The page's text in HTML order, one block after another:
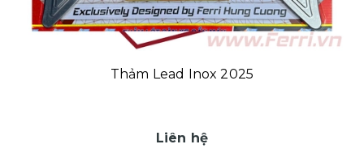
Thảm Lead Inox 2025
Liên hệ